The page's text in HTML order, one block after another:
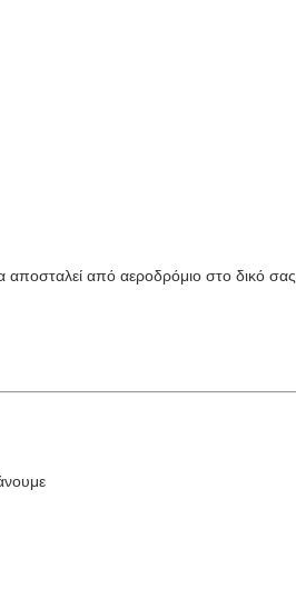
από αεροδρόμιο στο δικό σας